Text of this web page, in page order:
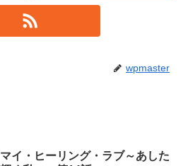
wpmaster
マイ・ヒーリング・ラブ～あした